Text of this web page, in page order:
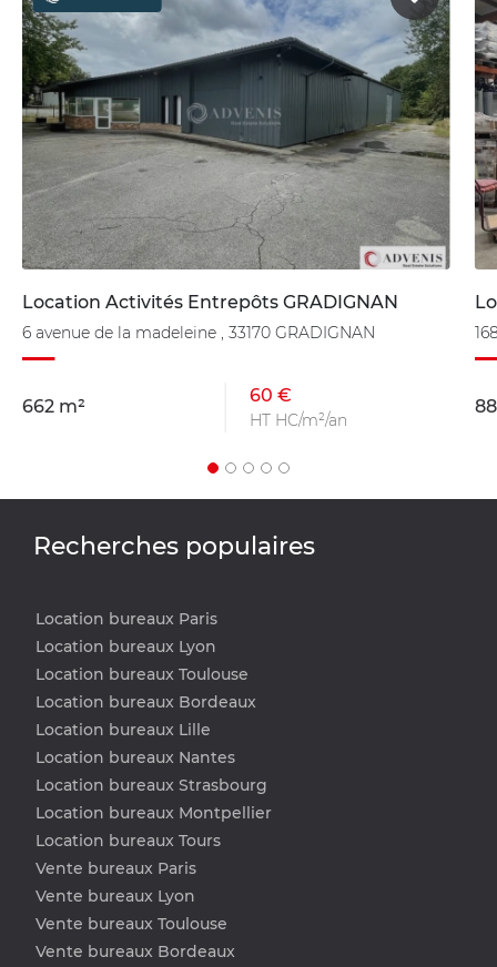
Location Activités Entrepôts GRADIGNAN
6 avenue de la madeleine , 33170 GRADIGNAN
662 m²
60 €
HT HC/m²/an
Recherches populaires
Location bureaux Paris
Location bureaux Lyon
Location bureaux Toulouse
Location bureaux Bordeaux
Location bureaux Lille
Location bureaux Nantes
Location bureaux Strasbourg
Location bureaux Montpellier
Location bureaux Tours
Vente bureaux Paris
Vente bureaux Lyon
Vente bureaux Toulouse
Vente bureaux Bordeaux